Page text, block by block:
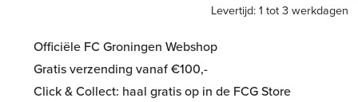
Levertijd: 1 tot 3 werkdagen
Officiële FC Groningen Webshop
Gratis verzending vanaf €100,-
Click & Collect: haal gratis op in de FCG Store